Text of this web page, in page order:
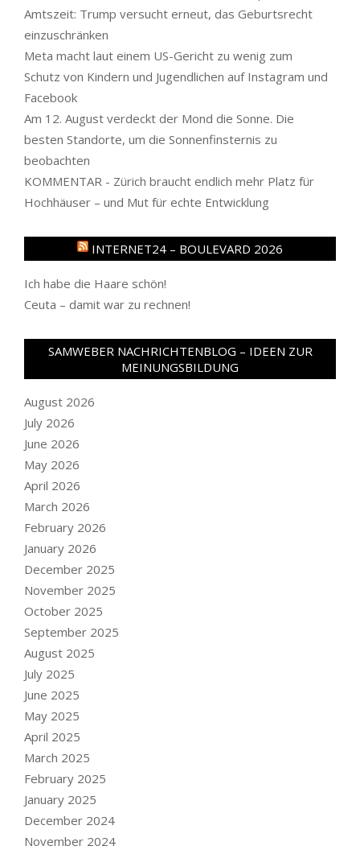
Amtszeit: Trump versucht erneut, das Geburtsrecht
einzuschränken
Meta macht laut einem US-Gericht zu wenig zum
Schutz von Kindern und Jugendlichen auf Instagram und
Facebook
Am 12. August verdeckt der Mond die Sonne. Die
besten Standorte, um die Sonnenfinsternis zu
beobachten
KOMMENTAR - Zürich braucht endlich mehr Platz für
Hochhäuser – und Mut für echte Entwicklung
INTERNET24 – BOULEVARD 2026
Ich habe die Haare schön!
Ceuta – damit war zu rechnen!
SAMWEBER NACHRICHTENBLOG – IDEEN ZUR
MEINUNGSBILDUNG
August 2026
July 2026
June 2026
May 2026
April 2026
March 2026
February 2026
January 2026
December 2025
November 2025
October 2025
September 2025
August 2025
July 2025
June 2025
May 2025
April 2025
March 2025
February 2025
January 2025
December 2024
November 2024